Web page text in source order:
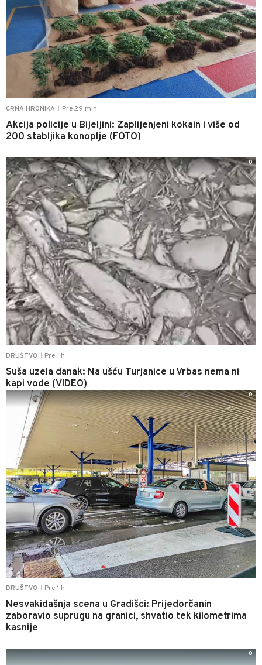
CRNA HRONIKA Pre 29 min
Akcija policije u Bijeljini: Zaplijenjeni kokain i više od
200 stabljika konoplje (FOTO)
DRUŠTVO Pre 1 h
Suša uzela danak: Na ušću Turjanice u Vrbas nema ni
kapi vode (VIDEO)
0
DRUŠTVO Pre 1 h
Nesvakidašnja scena u Gradišci: Prijedorčanin
zaboravio suprugu na granici, shvatio tek kilometrima
kasnije
0
0